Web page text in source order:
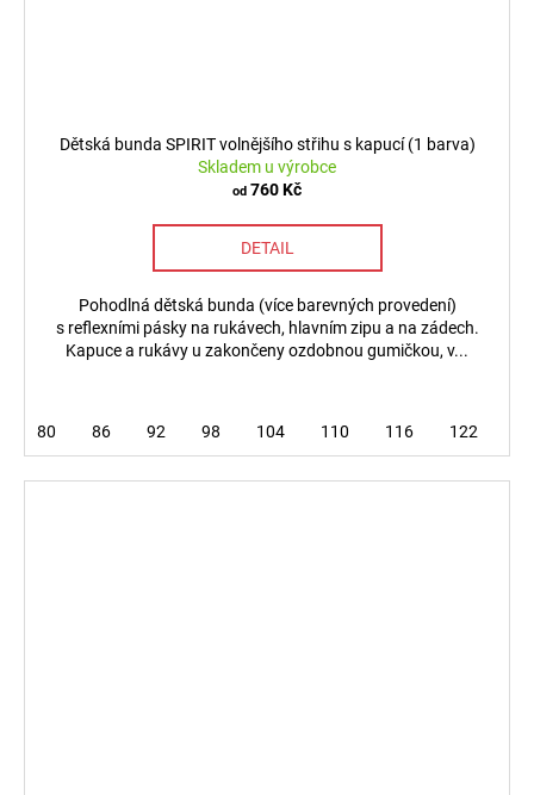
Dětská bunda SPIRIT volnějšího střihu s kapucí (1 barva)
Skladem u výrobce
od 760 Kč
DETAIL
Pohodlná dětská bunda (více barevných provedení)
s reflexními pásky na rukávech, hlavním zipu a na zádech.
Kapuce a rukávy u zakončeny ozdobnou gumičkou, v...
80 86 92 98 104 110 116 122